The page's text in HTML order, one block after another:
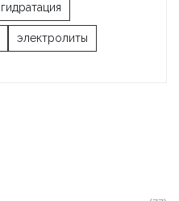
гидратация
электролиты